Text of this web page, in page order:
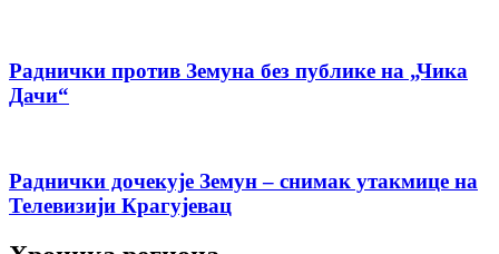
Раднички против Земуна без публике на „Чика
Дачи“
Раднички дочекује Земун – снимак утакмице на
Телевизији Крагујевац